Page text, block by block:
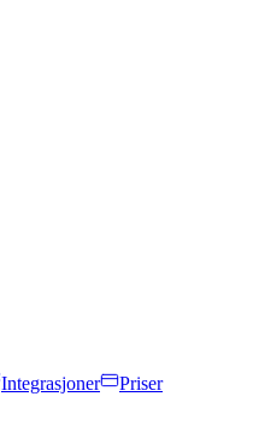
Integrasjoner Priser